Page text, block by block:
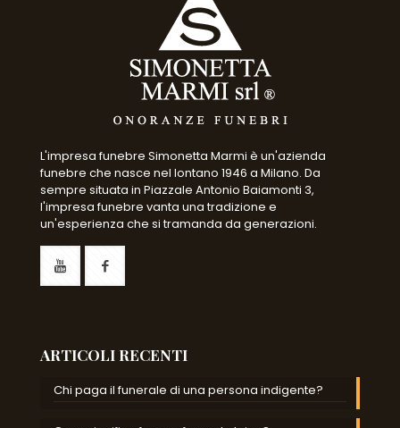
L'impresa funebre Simonetta Marmi è un'azienda
funebre che nasce nel lontano 1946 a Milano. Da
sempre situata in Piazzale Antonio Baiamonti 3,
l'impresa funebre vanta una tradizione e
un'esperienza che si tramanda da generazioni.
ARTICOLI RECENTI
Chi paga il funerale di una persona indigente?